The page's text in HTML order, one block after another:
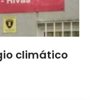
climático